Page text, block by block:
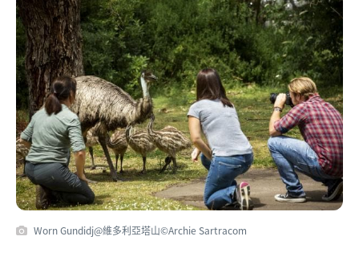
Worn Gundidj@維多利亞塔山©Archie Sartracom